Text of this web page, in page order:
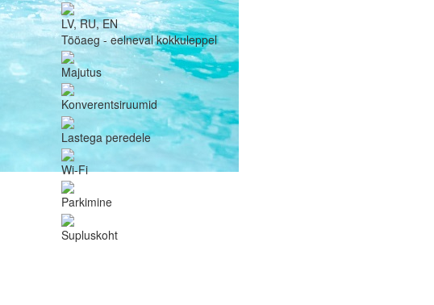
LV, RU, EN
Tööaeg - eelneval kokkuleppel
Majutus
Konverentsiruumid
Lastega peredele
Wi-Fi
Parkimine
Supluskoht